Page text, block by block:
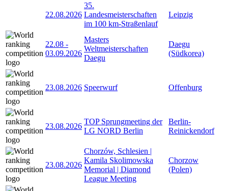
22.08.2026
35.
Landesmeisterschaften
im 100 km-Straßenlauf
Leipzig
22.08 -
03.09.2026
Masters
Weltmeisterschaften
Daegu
Daegu
(Südkorea)
23.08.2026 Speerwurf Offenburg
23.08.2026
TOP Sprungmeeting der
LG NORD Berlin
Berlin-
Reinickendorf
23.08.2026
Chorzów, Schlesien |
Kamila Skolimowska
Memorial | Diamond
League Meeting
Chorzow
(Polen)